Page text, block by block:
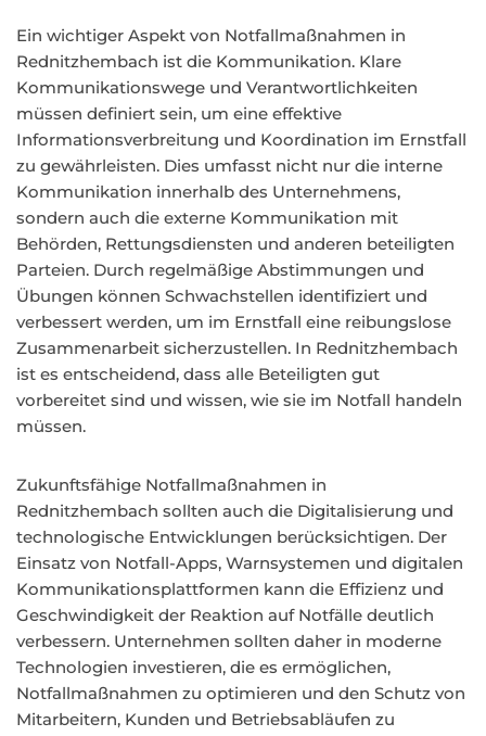
Ein wichtiger Aspekt von Notfallmaßnahmen in
Rednitzhembach ist die Kommunikation. Klare
Kommunikationswege und Verantwortlichkeiten
müssen definiert sein, um eine effektive
Informationsverbreitung und Koordination im Ernstfall
zu gewährleisten. Dies umfasst nicht nur die interne
Kommunikation innerhalb des Unternehmens,
sondern auch die externe Kommunikation mit
Behörden, Rettungsdiensten und anderen beteiligten
Parteien. Durch regelmäßige Abstimmungen und
Übungen können Schwachstellen identifiziert und
verbessert werden, um im Ernstfall eine reibungslose
Zusammenarbeit sicherzustellen. In Rednitzhembach
ist es entscheidend, dass alle Beteiligten gut
vorbereitet sind und wissen, wie sie im Notfall handeln
müssen.
Zukunftsfähige Notfallmaßnahmen in
Rednitzhembach sollten auch die Digitalisierung und
technologische Entwicklungen berücksichtigen. Der
Einsatz von Notfall-Apps, Warnsystemen und digitalen
Kommunikationsplattformen kann die Effizienz und
Geschwindigkeit der Reaktion auf Notfälle deutlich
verbessern. Unternehmen sollten daher in moderne
Technologien investieren, die es ermöglichen,
Notfallmaßnahmen zu optimieren und den Schutz von
Mitarbeitern, Kunden und Betriebsabläufen zu